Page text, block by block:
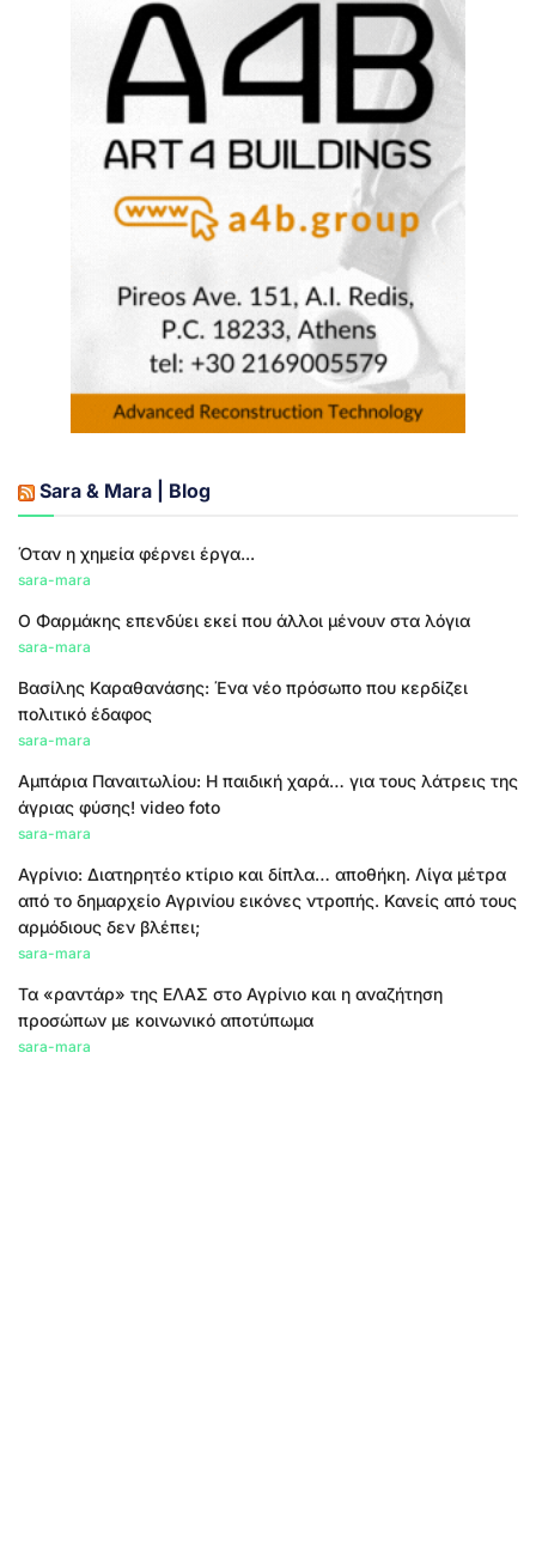
Sara & Mara | Blog
Όταν η χημεία φέρνει έργα...
sara-mara
Ο Φαρμάκης επενδύει εκεί που άλλοι μένουν στα λόγια
sara-mara
Βασίλης Καραθανάσης: Ένα νέο πρόσωπο που κερδίζει
πολιτικό έδαφος
sara-mara
Αμπάρια Παναιτωλίου: Η παιδική χαρά… για τους λάτρεις της
άγριας φύσης! video foto
sara-mara
Αγρίνιο: Διατηρητέο κτίριο και δίπλα… αποθήκη. Λίγα μέτρα
από το δημαρχείο Αγρινίου εικόνες ντροπής. Κανείς από τους
αρμόδιους δεν βλέπει;
sara-mara
Τα «ραντάρ» της ΕΛΑΣ στο Αγρίνιο και η αναζήτηση
προσώπων με κοινωνικό αποτύπωμα
sara-mara